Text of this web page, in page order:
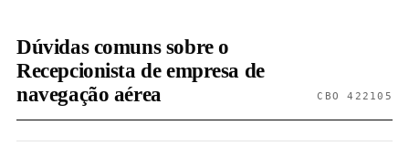
Dúvidas comuns sobre o
Recepcionista de empresa de
navegação aérea
CBO 422105